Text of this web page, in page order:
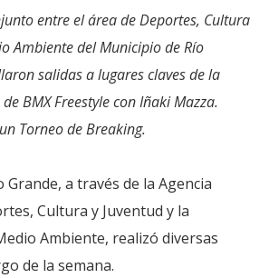
entre el área de Deportes, Cultura
Ambiente del Municipio de Río
salidas a lugares claves de la
BMX Freestyle con Iñaki Mazza.
Torneo de Breaking.
Grande, a través de la Agencia
Cultura y Juventud y la
Ambiente, realizó diversas
de la semana.